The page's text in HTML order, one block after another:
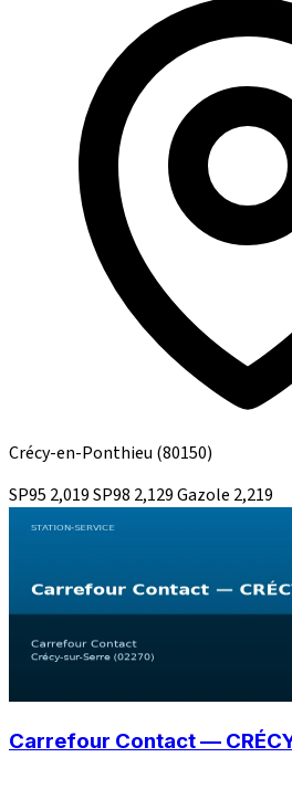
Crécy-en-Ponthieu (80150)
SP95 2,019SP98 2,129Gazole 2,219
Carrefour Contact —